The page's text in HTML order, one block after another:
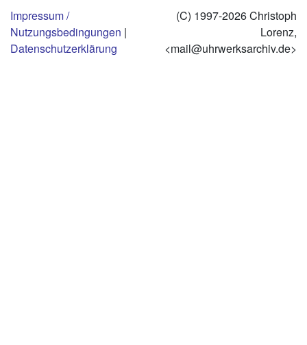
Impressum /
Nutzungsbedingungen |
Datenschutzerklärung
(C) 1997-2026 Christoph
Lorenz,
<mail@uhrwerksarchiv.de>